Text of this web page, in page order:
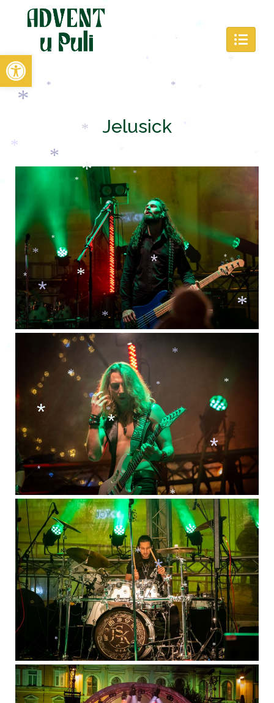
Open toolbar
Jelusick
*
*
*
*
*
*
*
*
*
*
*
*
*
*
*
*
*
*
*
* *
*
*
*
*
*
*
*
*